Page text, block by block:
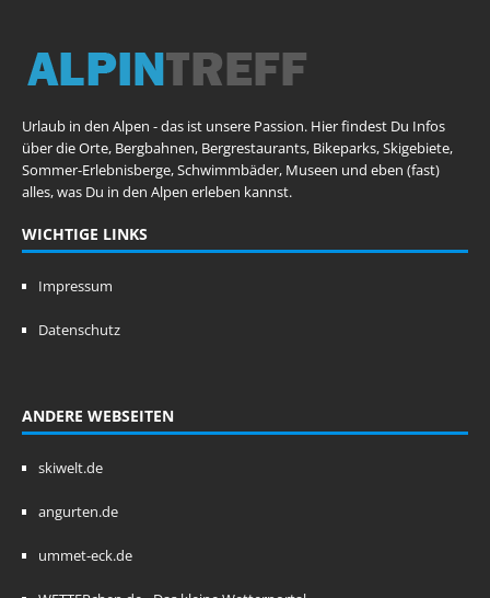
Urlaub in den Alpen - das ist unsere Passion. Hier findest Du Infos
über die Orte, Bergbahnen, Bergrestaurants, Bikeparks, Skigebiete,
Sommer-Erlebnisberge, Schwimmbäder, Museen und eben (fast)
alles, was Du in den Alpen erleben kannst.
WICHTIGE LINKS
Impressum
Datenschutz
ANDERE WEBSEITEN
skiwelt.de
angurten.de
ummet-eck.de